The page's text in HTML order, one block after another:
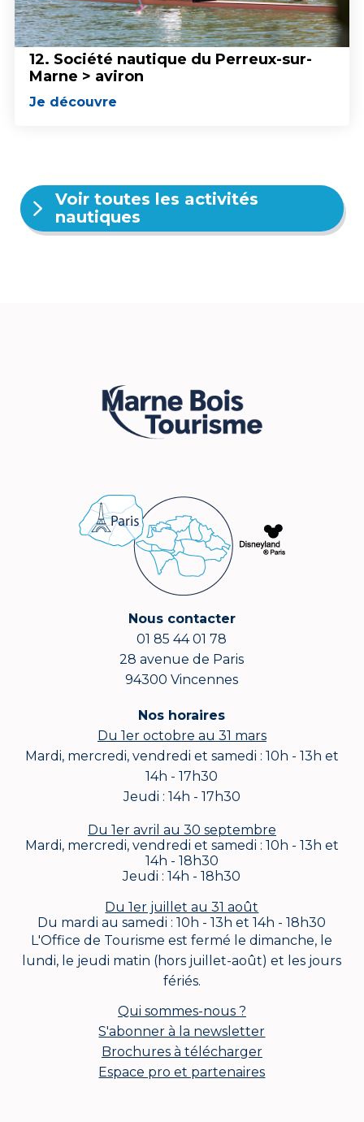
12. Société nautique du Perreux-sur-
Marne > aviron
Je découvre
Voir toutes les activités
nautiques
Nous contacter
01 85 44 01 78
28 avenue de Paris
94300 Vincennes
Nos horaires
Du 1er octobre au 31 mars
Mardi, mercredi, vendredi et samedi : 10h - 13h et
14h - 17h30
Jeudi : 14h - 17h30
Du 1er avril au 30 septembre
Mardi, mercredi, vendredi et samedi : 10h - 13h et
14h - 18h30
Jeudi : 14h - 18h30
Du 1er juillet au 31 août
Du mardi au samedi : 10h - 13h et 14h - 18h30
L'Office de Tourisme est fermé le dimanche, le
lundi, le jeudi matin (hors juillet-août) et les jours
fériés.
Qui sommes-nous ?
S'abonner à la newsletter
Brochures à télécharger
Espace pro et partenaires